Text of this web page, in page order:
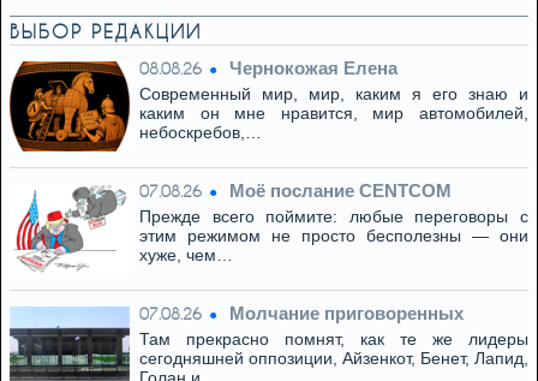
ВЫБОР РЕДАКЦИИ
08.08.26 Чернокожая Елена
Современный мир, мир, каким я его знаю и
каким он мне нравится, мир автомобилей,
небоскребов,…
07.08.26 Моё послание CENTCOM
Прежде всего поймите: любые переговоры с
этим режимом не просто бесполезны — они
хуже, чем…
07.08.26 Молчание приговоренных
Там прекрасно помнят, как те же лидеры
сегодняшней оппозиции, Айзенкот, Бенет, Лапид,